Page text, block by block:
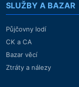
SLUŽBY A BAZAR
Půjčovny lodí
CK a CA
Bazar věcí
Ztráty a nálezy